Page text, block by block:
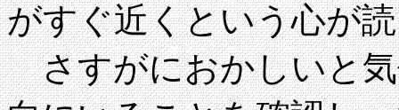
がすぐ近くという心が
さすがにおかしいと気